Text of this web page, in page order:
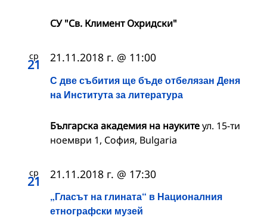
СУ "Св. Климент Охридски"
ср
21
С две събития ще бъде отбелязан Деня
на Института за литература
21.11.2018 г. @ 11:00
Българска академия на наукитеул. 15-ти
ноември 1, София, Bulgaria
ср
21
„Гласът на глината“ в Националния
етнографски музей
21.11.2018 г. @ 17:30